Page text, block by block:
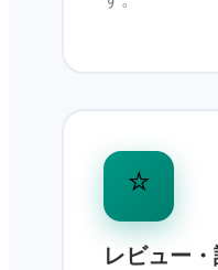
⭐
レビュー